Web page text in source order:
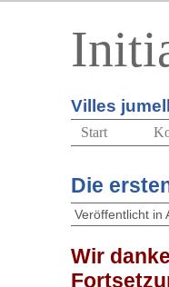
Villes
Start
Die
Veröffentlicht in
Wir